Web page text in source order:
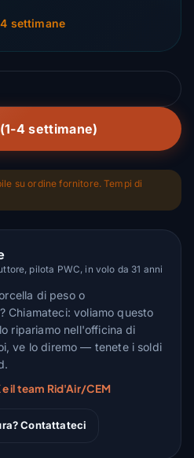
settimane
4 settimane)
su ordine fornitore. Tempi di
pilota PWC, in volo da 31 anni
di peso o
Chiamateci: voliamo questo
ripariamo nell'officina di
ve lo diremo — tenete i soldi
il team Rid'Air/CEM
Contattateci